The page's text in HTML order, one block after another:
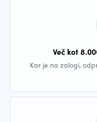
Več kot
Kar je na zalogi,